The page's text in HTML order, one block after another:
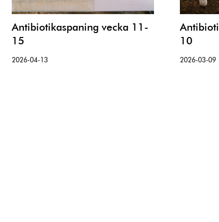
Antibiotikaspaning vecka 11-
15
2026-04-13
10
2026-03-09